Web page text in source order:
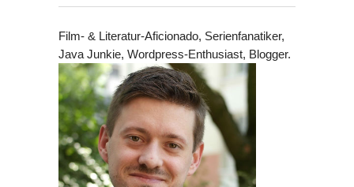
Film- & Literatur-Aficionado, Serienfanatiker,
Java Junkie, Wordpress-Enthusiast, Blogger.